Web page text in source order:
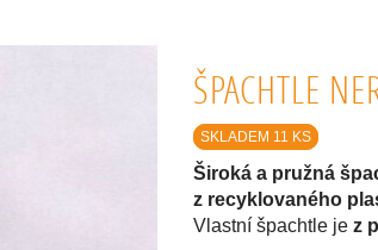
ŠPACHTLE
SKLADEM 11 KS
Široká a pružná
z recyklovaného
Vlastní špachtle je z